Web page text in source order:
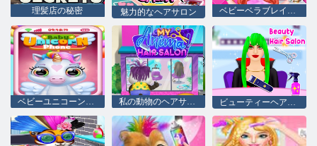
理髪店の秘密 魅力的なヘアサロン ベビーベラブレイドヘアサロン
ベビーユニコーン電話 私の動物のヘアサロン ビューティーヘアサロン